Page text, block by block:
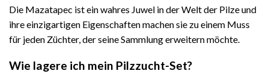
Die Mazatapec ist ein wahres Juwel in der Welt der Pilze und
ihre einzigartigen Eigenschaften machen sie zu einem Muss
für jeden Züchter, der seine Sammlung erweitern möchte.
Wie lagere ich mein Pilzzucht-Set?